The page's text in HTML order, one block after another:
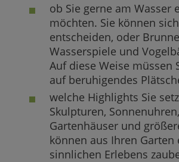
ob Sie gerne am Wasser
möchten. Sie können
entscheiden, oder
Wasserspiele und
Auf diese Weise müssen
auf beruhigendes
welche Highlights Sie
Skulpturen,
Gartenhäuser und
können aus Ihren Garten
sinnlichen Erlebens